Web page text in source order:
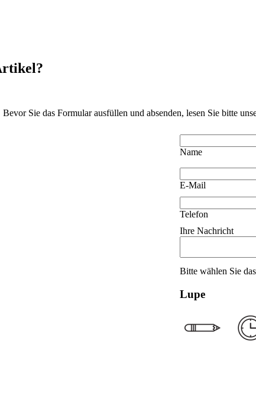
Bevor Sie das Formular ausfüllen und absenden, lesen Sie bitte
Name
E-Mail
Telefon
Ihre Nachricht
Bitte wählen Sie
Lupe